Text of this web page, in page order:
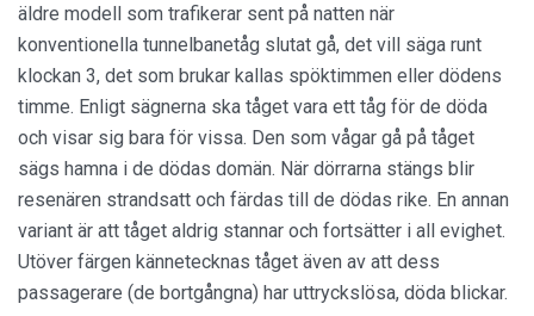
äldre modell som trafikerar sent på natten när
konventionella tunnelbanetåg slutat gå, det vill säga runt
klockan 3, det som brukar kallas spöktimmen eller dödens
timme. Enligt sägnerna ska tåget vara ett tåg för de döda
och visar sig bara för vissa. Den som vågar gå på tåget
sägs hamna i de dödas domän. När dörrarna stängs blir
resenären strandsatt och färdas till de dödas rike. En annan
variant är att tåget aldrig stannar och fortsätter i all evighet.
Utöver färgen kännetecknas tåget även av att dess
passagerare (de bortgångna) har uttryckslösa, döda blickar.